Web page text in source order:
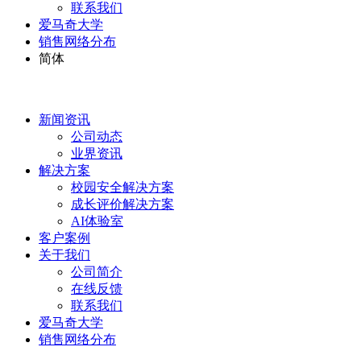
联系我们
爱马奇大学
销售网络分布
简体
新闻资讯
公司动态
业界资讯
解决方案
校园安全解决方案
成长评价解决方案
AI体验室
客户案例
关于我们
公司简介
在线反馈
联系我们
爱马奇大学
销售网络分布